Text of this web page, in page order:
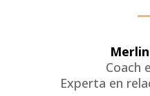
Coach
Experta en